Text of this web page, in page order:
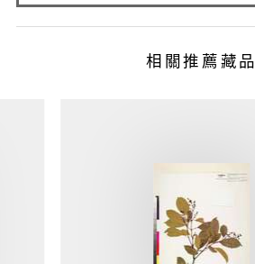
相關推薦藏品